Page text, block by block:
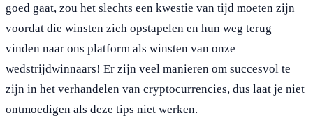
goed gaat, zou het slechts een kwestie van tijd moeten zijn
voordat die winsten zich opstapelen en hun weg terug
vinden naar ons platform als winsten van onze
wedstrijdwinnaars! Er zijn veel manieren om succesvol te
zijn in het verhandelen van cryptocurrencies, dus laat je niet
ontmoedigen als deze tips niet werken.